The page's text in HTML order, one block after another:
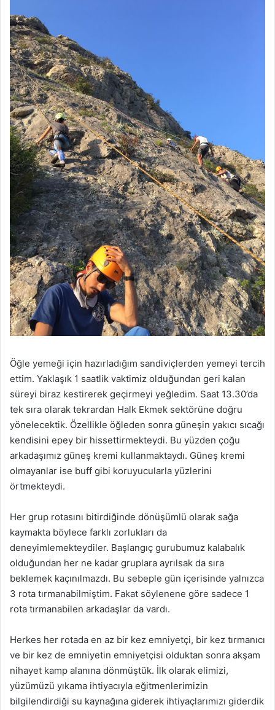
Öğle yemeği için hazırladığım sandiviçlerden yemeyi tercih
ettim. Yaklaşık 1 saatlik vaktimiz olduğundan geri kalan
süreyi biraz kestirerek geçirmeyi yeğledim. Saat 13.30’da
tek sıra olarak tekrardan Halk Ekmek sektörüne doğru
yönelecektik. Özellikle öğleden sonra güneşin yakıcı sıcağı
kendisini epey bir hissettirmekteydi. Bu yüzden çoğu
arkadaşımız güneş kremi kullanmaktaydı. Güneş kremi
olmayanlar ise buff gibi koruyucularla yüzlerini
örtmekteydi.
Her grup rotasını bitirdiğinde dönüşümlü olarak sağa
kaymakta böylece farklı zorlukları da
deneyimlemekteydiler. Başlangıç gurubumuz kalabalık
olduğundan her ne kadar gruplara ayrılsak da sıra
beklemek kaçınılmazdı. Bu sebeple gün içerisinde yalnızca
3 rota tırmanabilmiştim. Fakat söylenene göre sadece 1
rota tırmanabilen arkadaşlar da vardı.
Herkes her rotada en az bir kez emniyetçi, bir kez tırmanıcı
ve bir kez de emniyetin emniyetçisi olduktan sonra akşam
nihayet kamp alanına dönmüştük. İlk olarak elimizi,
yüzümüzü yıkama ihtiyacıyla eğitmenlerimizin
bilgilendirdiği su kaynağına giderek ihtiyaçlarımızı giderdik